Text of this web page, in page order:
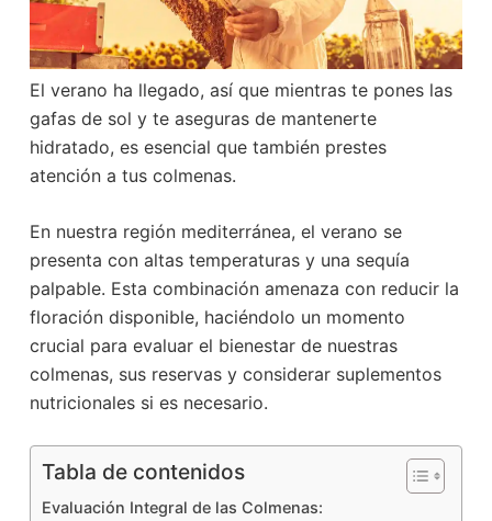
El verano ha llegado, así que mientras te pones las
gafas de sol y te aseguras de mantenerte
hidratado, es esencial que también prestes
atención a tus colmenas.
En nuestra región mediterránea, el verano se
presenta con altas temperaturas y una sequía
palpable. Esta combinación amenaza con reducir la
floración disponible, haciéndolo un momento
crucial para evaluar el bienestar de nuestras
colmenas, sus reservas y considerar suplementos
nutricionales si es necesario.
Tabla de contenidos
Evaluación Integral de las Colmenas: